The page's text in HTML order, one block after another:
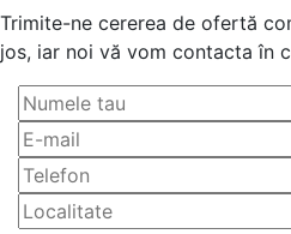
Trimite-ne cererea de ofertă
jos, iar noi vă vom contacta în